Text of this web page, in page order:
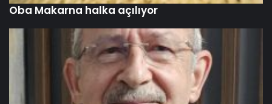
Oba Makarna halka açılıyor